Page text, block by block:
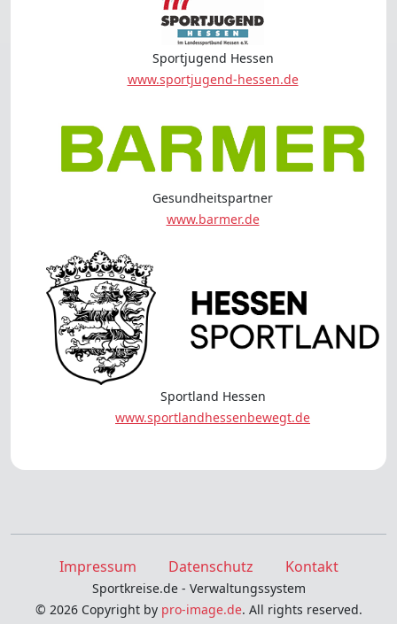
Sportjugend Hessen
www.sportjugend-hessen.de
Gesundheitspartner
www.barmer.de
Sportland Hessen
www.sportlandhessenbewegt.de
Impressum Datenschutz Kontakt
Sportkreise.de - Verwaltungssystem
© 2026 Copyright by pro-image.de. All rights reserved.